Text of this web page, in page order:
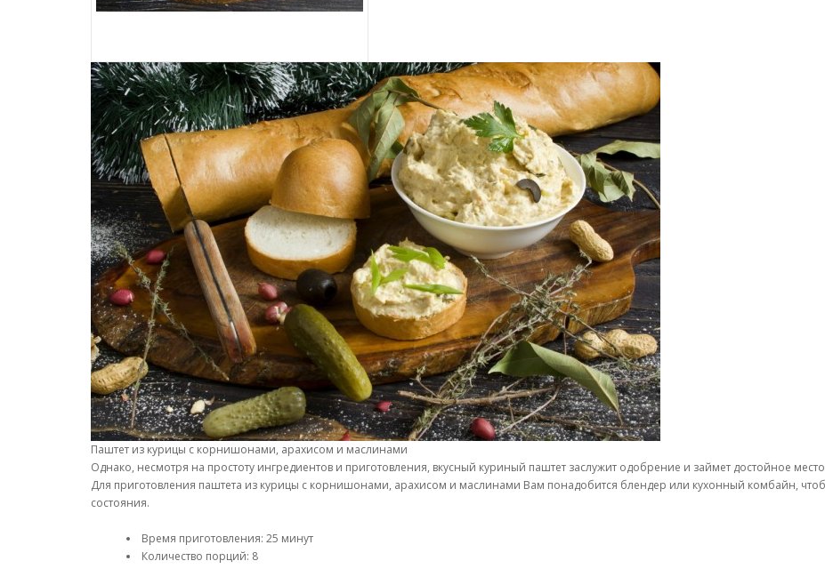
Паштет из курицы с корнишонами, арахисом и маслинами
Однако, несмотря на простоту ингредиентов и приготовления, вкусный куриный паштет заслужит одобрение и займет достойное
Для приготовления паштета из курицы с корнишонами, арахисом и маслинами Вам понадобится блендер или кухонный комбайн,
состояния.
Время приготовления: 25 минут
Количество порций: 8